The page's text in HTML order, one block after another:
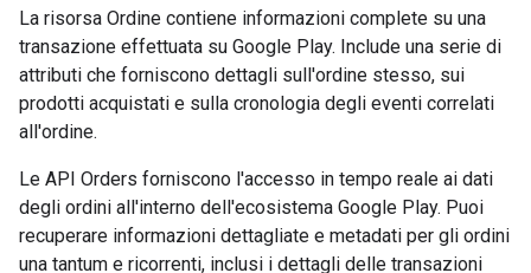
La risorsa Ordine contiene informazioni complete su una
transazione effettuata su Google Play. Include una serie di
attributi che forniscono dettagli sull'ordine stesso, sui
prodotti acquistati e sulla cronologia degli eventi correlati
all'ordine.
Le API Orders forniscono l'accesso in tempo reale ai dati
degli ordini all'interno dell'ecosistema Google Play. Puoi
recuperare informazioni dettagliate e metadati per gli ordini
una tantum e ricorrenti, inclusi i dettagli delle transazioni